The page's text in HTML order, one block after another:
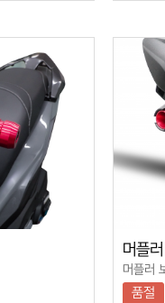
머플
머플러
품절